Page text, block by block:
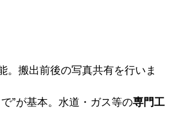
。搬出前後の写真共有を行いま
”が基本。水道・ガス等の専門工